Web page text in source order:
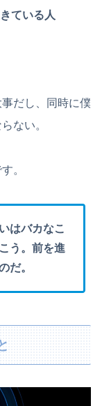
ている人
だし、同時に僕
ない。
。
はバカなこ
う。前を進
だ。